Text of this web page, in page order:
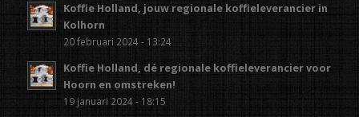
Koffie Holland, jouw regionale koffieleverancier in
Kolhorn
20 februari 2024 - 13:24
Koffie Holland, dé regionale koffieleverancier voor
Hoorn en omstreken!
19 januari 2024 - 18:15